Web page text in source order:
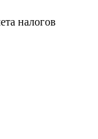
налогов